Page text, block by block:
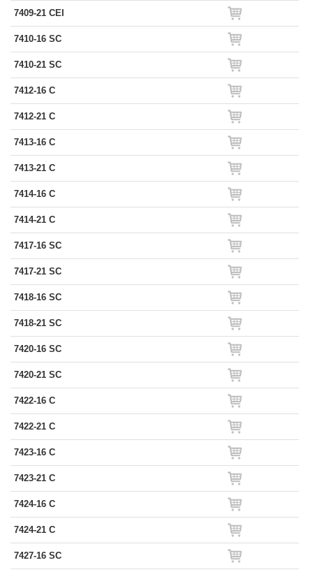
7409-21 CEI
7410-16 SC
7410-21 SC
7412-16 C
7412-21 C
7413-16 C
7413-21 C
7414-16 C
7414-21 C
7417-16 SC
7417-21 SC
7418-16 SC
7418-21 SC
7420-16 SC
7420-21 SC
7422-16 C
7422-21 C
7423-16 C
7423-21 C
7424-16 C
7424-21 C
7427-16 SC